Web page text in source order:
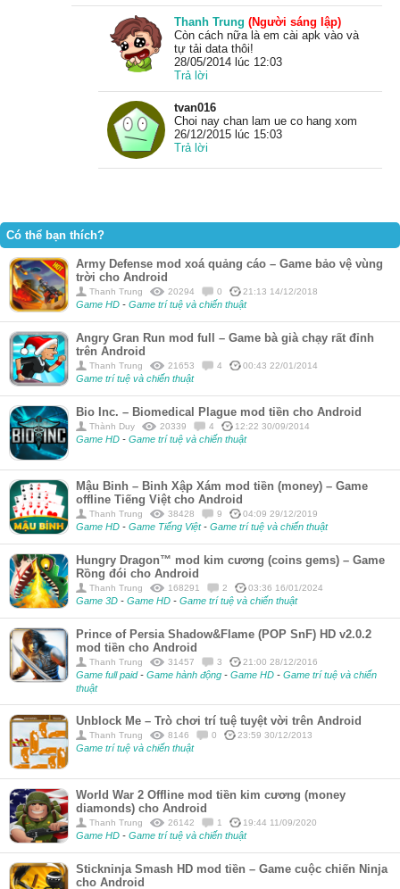
Thanh Trung (Người sáng lập)
Còn cách nữa là em cài apk vào và
tự tải data thôi!
28/05/2014 lúc 12:03
Trả lời
tvan016
Choi nay chan lam ue co hang xom
26/12/2015 lúc 15:03
Trả lời
Có thể bạn thích?
Army Defense mod xoá quảng cáo – Game bảo vệ vùng
trời cho Android
Thanh Trung 20294 0 21:13 14/12/2018
Game HD - Game trí tuệ và chiến thuật
Angry Gran Run mod full – Game bà già chạy rất đỉnh
trên Android
Thanh Trung 21653 4 00:43 22/01/2014
Game trí tuệ và chiến thuật
Bio Inc. – Biomedical Plague mod tiền cho Android
Thành Duy 20339 4 12:22 30/09/2014
Game HD - Game trí tuệ và chiến thuật
Mậu Binh – Binh Xập Xám mod tiền (money) – Game
offline Tiếng Việt cho Android
Thanh Trung 38428 9 04:09 29/12/2019
Game HD - Game Tiếng Việt- Game trí tuệ và chiến thuật
Hungry Dragon™ mod kim cương (coins gems) – Game
Rồng đói cho Android
Thanh Trung 168291 2 03:36 16/01/2024
Game 3D - Game HD - Game trí tuệ và chiến thuật
Prince of Persia Shadow&Flame (POP SnF) HD v2.0.2
mod tiền cho Android
Thanh Trung 31457 3 21:00 28/12/2016
Game full paid- Game hành động - Game HD - Game trí tuệ và chiến
thuật
Unblock Me – Trò chơi trí tuệ tuyệt vời trên Android
Thanh Trung 8146 0 23:59 30/12/2013
Game trí tuệ và chiến thuật
World War 2 Offline mod tiền kim cương (money
diamonds) cho Android
Thanh Trung 26142 1 19:44 11/09/2020
Game HD - Game trí tuệ và chiến thuật
Stickninja Smash HD mod tiền – Game cuộc chiến Ninja
cho Android